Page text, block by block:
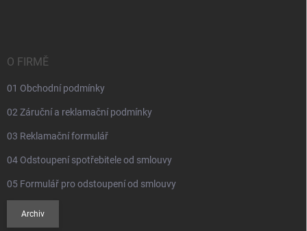
O FIRMĚ
01 Obchodní podmínky
02 Záruční a reklamační podmínky
03 Reklamační formulář
04 Odstoupení spotřebitele od smlouvy
05 Formulář pro odstoupení od smlouvy
Archiv